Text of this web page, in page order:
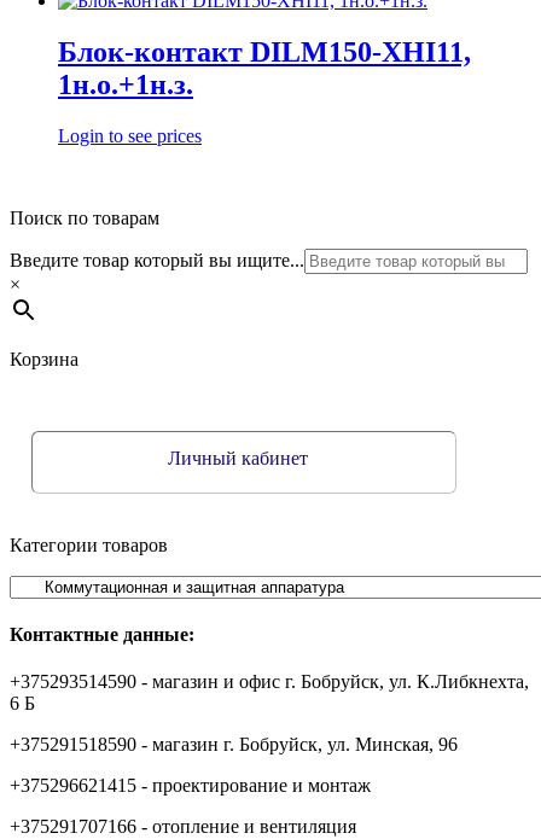
Блок-контакт DILM150-XHI11,
1н.о.+1н.з.
Login to see prices
Поиск по товарам
Введите товар который вы ищите...
×
Корзина
Личный кабинет
Категории товаров
Контактные данные:
+375293514590 - магазин и офис г. Бобруйск, ул. К.Либкнехта,
6 Б
+375291518590 - магазин г. Бобруйск, ул. Минская, 96
+375296621415 - проектирование и монтаж
+375291707166 - отопление и вентиляция